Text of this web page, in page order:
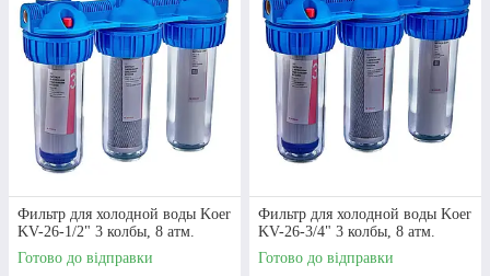
Товарне різноманіття
У нашому асортименті представлені
тисячі різноманітних товарів для систем
водопостачання та опалення. Серед них
як системи очищення води, так і котли,
раковинита багато іншого!
Фильтр для холодной воды Koer
KV-26-1/2" 3 колбы, 8 атм.
Готово до відправки
Фильтр для холодной воды Koer
KV-26-3/4" 3 колбы, 8 атм.
Готово до відправки